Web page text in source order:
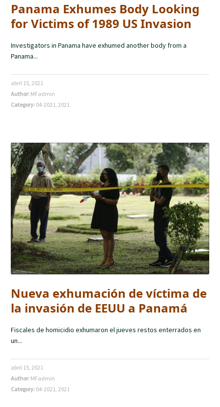
Panama Exhumes Body Looking
for Victims of 1989 US Invasion
Investigators in Panama have exhumed another body from a
Panama...
abril 15, 2021
Author: MFadmin
Category: 04-2021,2021
Nueva exhumación de víctima de
la invasión de EEUU a Panamá
Fiscales de homicidio exhumaron el jueves restos enterrados en
un...
abril 15, 2021
Author: MFadmin
Category: 04-2021 ,2021